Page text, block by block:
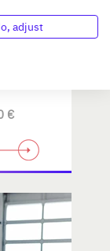
€
adjust